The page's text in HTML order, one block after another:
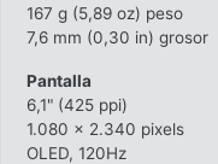
167 g (5,89 oz) peso
7,6 mm (0,30 in) grosor
Pantalla
6,1" (425 ppi)
1.080 x 2.340 pixels
OLED, 120Hz